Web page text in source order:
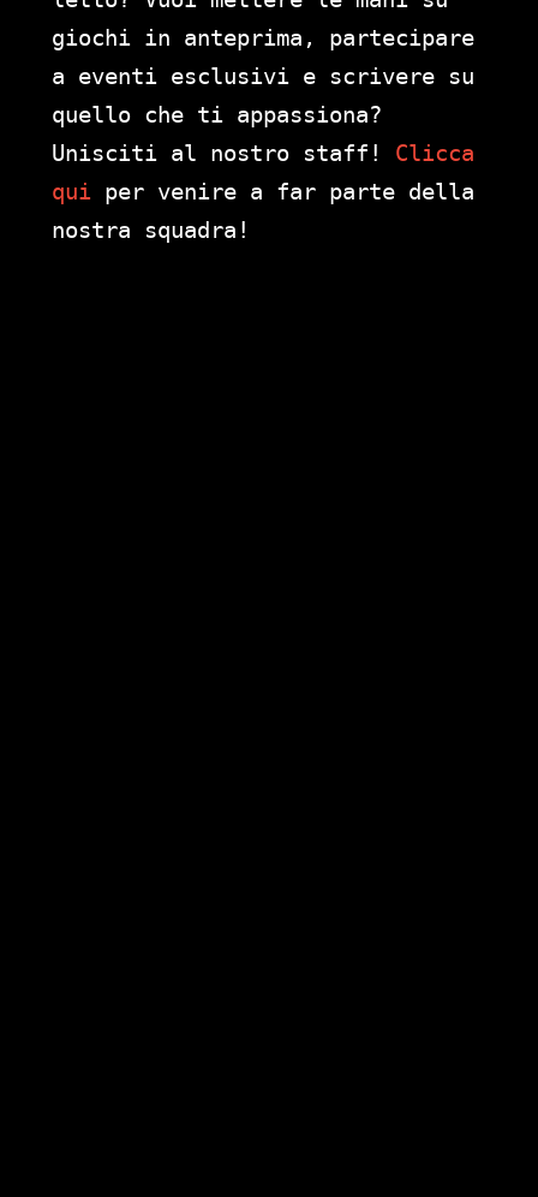
giochi in anteprima, partecipare
a eventi esclusivi e scrivere su
quello che ti appassiona?
Unisciti al nostro staff! Clicca
qui per venire a far parte della
nostra squadra!